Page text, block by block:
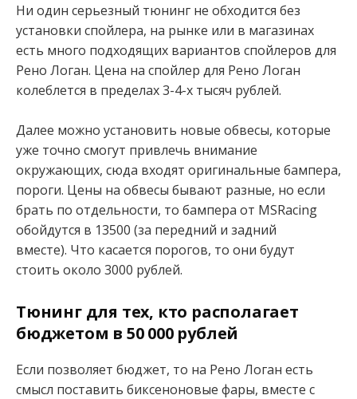
Ни один серьезный тюнинг не обходится без
установки спойлера, на рынке или в магазинах
есть много подходящих вариантов спойлеров для
Рено Логан. Цена на спойлер для Рено Логан
колеблется в пределах 3-4-х тысяч рублей.
Далее можно установить новые обвесы, которые
уже точно смогут привлечь внимание
окружающих, сюда входят оригинальные бампера,
пороги. Цены на обвесы бывают разные, но если
брать по отдельности, то бампера от MSRacing
обойдутся в 13500 (за передний и задний
вместе). Что касается порогов, то они будут
стоить около 3000 рублей.
Тюнинг для тех, кто располагает
бюджетом в 50 000 рублей
Если позволяет бюджет, то на Рено Логан есть
смысл поставить биксеноновые фары, вместе с